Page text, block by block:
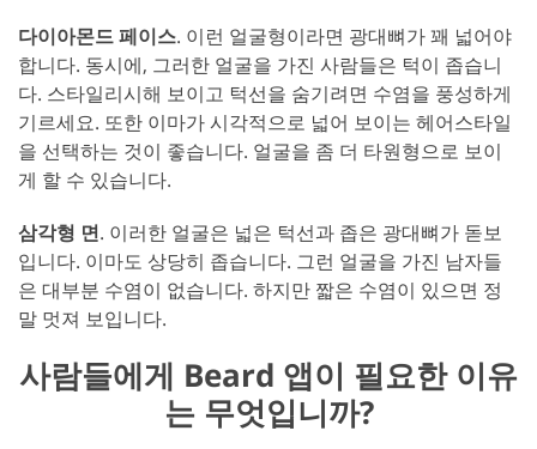
다이아몬드 페이스. 이런 얼굴형이라면 광대뼈가 꽤 넓어야
합니다. 동시에, 그러한 얼굴을 가진 사람들은 턱이 좁습니
다. 스타일리시해 보이고 턱선을 숨기려면 수염을 풍성하게
기르세요. 또한 이마가 시각적으로 넓어 보이는 헤어스타일
을 선택하는 것이 좋습니다. 얼굴을 좀 더 타원형으로 보이
게 할 수 있습니다.
삼각형 면. 이러한 얼굴은 넓은 턱선과 좁은 광대뼈가 돋보
입니다. 이마도 상당히 좁습니다. 그런 얼굴을 가진 남자들
은 대부분 수염이 없습니다. 하지만 짧은 수염이 있으면 정
말 멋져 보입니다.
사람들에게 Beard 앱이 필요한 이유
는 무엇입니까?